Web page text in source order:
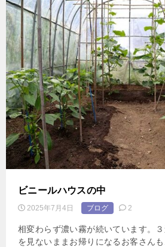
ビニールハウスの中
2025年7月4日 ブログ 2
相変わらず濃い霧が続いています。
を見ないままお帰りになるお客さん